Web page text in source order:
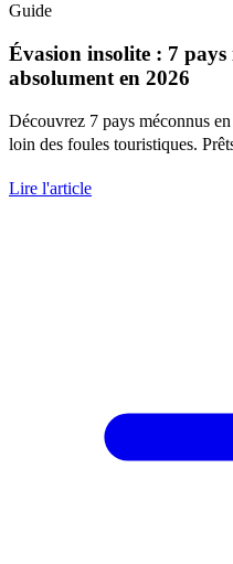
Guide
Évasion insolite : 7
absolument en 2026
Découvrez 7 pays méconnus
loin des foules touristiques.
Lire l'article